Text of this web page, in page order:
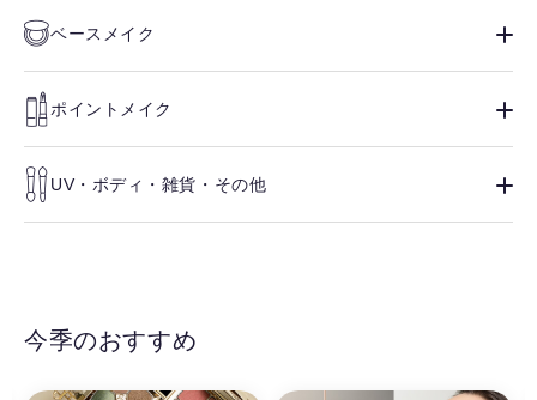
ベースメイク
ポイントメイク
UV・ボディ・雑貨・その他
今季のおすすめ